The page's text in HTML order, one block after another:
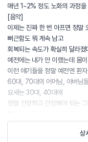
매년 1~2% 정도 노화의 과정을
[음악]
이제는 진짜 한 번 아프면 정말
뻐근함도 뭐 계속 남고
회복되는 속도가 확실히 달라
예전에는 내가 안 이랬는데 몸
이런 얘기들을 정말 예전엔 환자
60대, 70대의 어머님, 아버님
요새는 30대, 40대에
정말 건장하고 건강해야 되는
얘기가 많이 나오는 것들을 볼
여기서 제가 꼭 말씀을 드리고 싶
노화라는 부분들은 정말 어떻상